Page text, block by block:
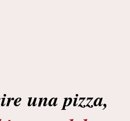
una pizza,